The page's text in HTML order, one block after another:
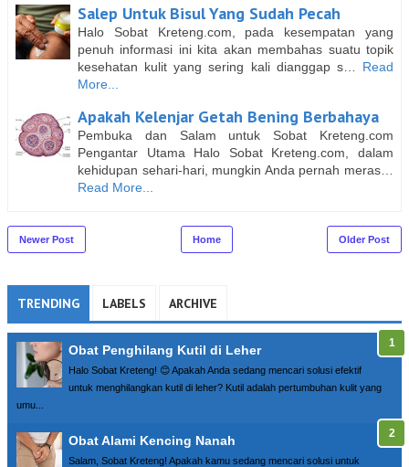
Salep Untuk Bisul Yang Sudah Pecah
Halo Sobat Kreteng.com, pada kesempatan yang
penuh informasi ini kita akan membahas suatu topik
kesehatan kulit yang sering kali dianggap s…
Read
More...
Apakah Kelenjar Getah Bening Berbahaya
Pembuka dan Salam untuk Sobat Kreteng.com
Pengantar Utama Halo Sobat Kreteng.com, dalam
kehidupan sehari-hari, mungkin Anda pernah meras…
Read More...
Newer Post Older Post
Home
TRENDING LABELS ARCHIVE
Obat Penghilang Kutil di Leher
Halo Sobat Kreteng! 😊 Apakah Anda sedang mencari solusi efektif
untuk menghilangkan kutil di leher? Kutil adalah pertumbuhan kulit yang
umu...
Obat Alami Kencing Nanah
Salam, Sobat Kreteng! Apakah kamu sedang mencari solusi untuk